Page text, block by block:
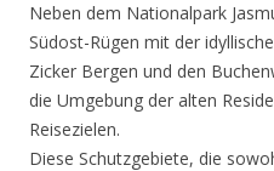
Neben dem Nationalpark
Südost-Rügen mit der
Zicker Bergen und den
die Umgebung der alten
Reisezielen.
Diese Schutzgebiete, die